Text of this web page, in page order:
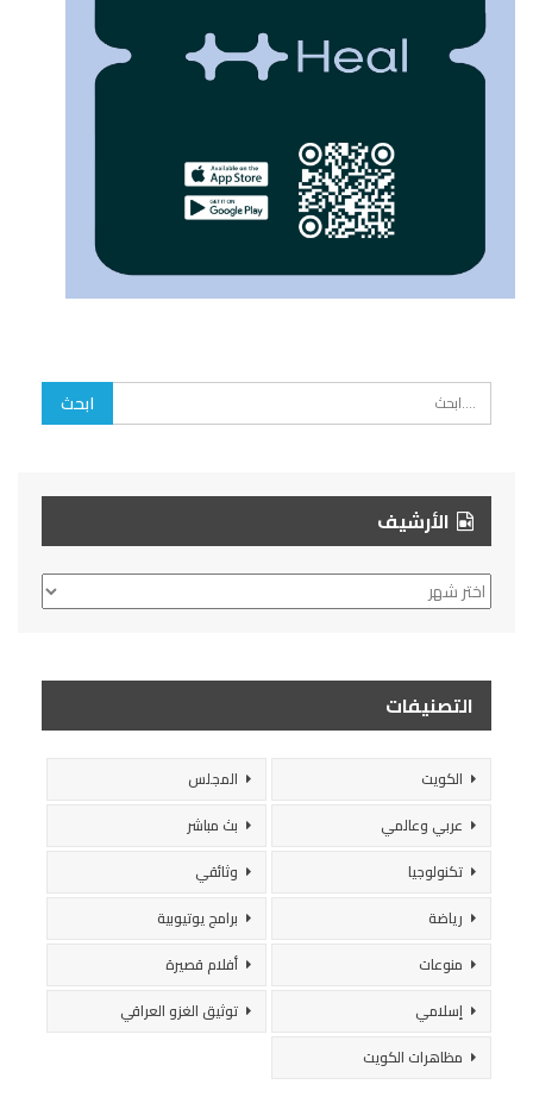
الأرشيف
الأرشيف
التصنيفات
الكويت
المجلس
عربي وعالمي
بث مباشر
تكنولوجيا
وثائقي
رياضة
برامج يوتيوبية
منوعات
أفلام قصيرة
إسلامي
توثيق الغزو العراقي
مظاهرات الكويت